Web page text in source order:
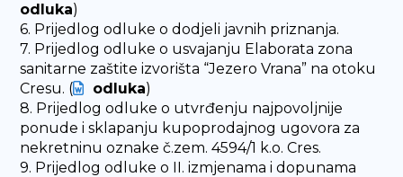
odluka)
6. Prijedlog odluke o dodjeli javnih priznanja.
7. Prijedlog odluke o usvajanju Elaborata zona
sanitarne zaštite izvorišta “Jezero Vrana” na otoku
Cresu. (
odluka)
8. Prijedlog odluke o utvrđenju najpovoljnije
ponude i sklapanju kupoprodajnog ugovora za
nekretninu oznake č.zem. 4594/1 k.o. Cres.
9. Prijedlog odluke o II. izmjenama i dopunama